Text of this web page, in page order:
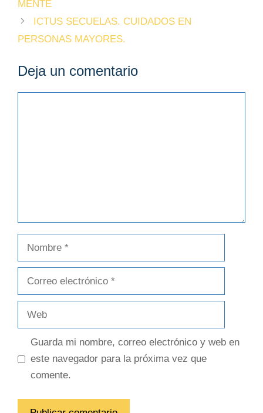
MENTE
ICTUS SECUELAS. CUIDADOS EN
PERSONAS MAYORES.
Deja un comentario
Guarda mi nombre, correo electrónico y web en
este navegador para la próxima vez que
comente.